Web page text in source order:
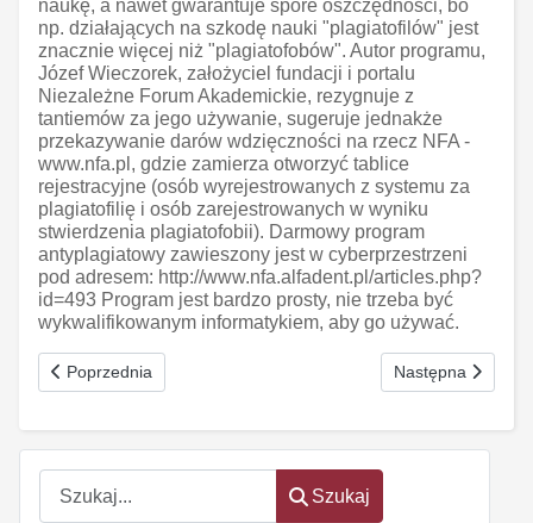
Szukaj
Szukaj
naukę, a nawet gwarantuje spore oszczędności, bo
np. działających na szkodę nauki "plagiatofilów" jest
znacznie więcej niż "plagiatofobów". Autor programu,
Józef Wieczorek, założyciel fundacji i portalu
Niezależne Forum Akademickie, rezygnuje z
tantiemów za jego używanie, sugeruje jednakże
przekazywanie darów wdzięczności na rzecz NFA -
www.nfa.pl, gdzie zamierza otworzyć tablice
rejestracyjne (osób wyrejestrowanych z systemu za
plagiatofilię i osób zarejestrowanych w wyniku
stwierdzenia plagiatofobii). Darmowy program
antyplagiatowy zawieszony jest w cyberprzestrzeni
pod adresem: http://www.nfa.alfadent.pl/articles.php?
id=493 Program jest bardzo prosty, nie trzeba być
wykwalifikowanym informatykiem, aby go używać.
Poprzednia strona: Zjazd matematyków
Poprzednia Następna strona:
Następna